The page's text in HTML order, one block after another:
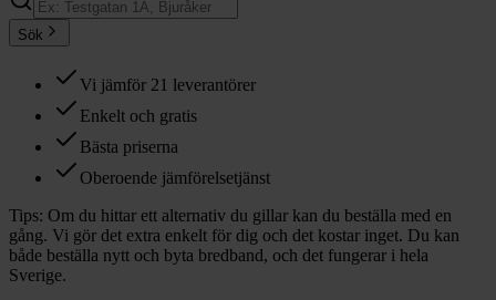
Sök
Vi jämför 21 leverantörer
Enkelt och gratis
Bästa priserna
Oberoende jämförelsetjänst
Tips: Om du hittar ett alternativ du gillar kan du beställa med en
gång. Vi gör det extra enkelt för dig och det kostar inget. Du kan
både beställa nytt och byta bredband, och det fungerar i hela
Sverige.